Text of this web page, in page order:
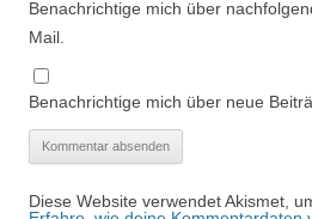
Benachrichtige mich über
Mail.
Benachrichtige mich über neue
Diese Website verwendet Akismet,